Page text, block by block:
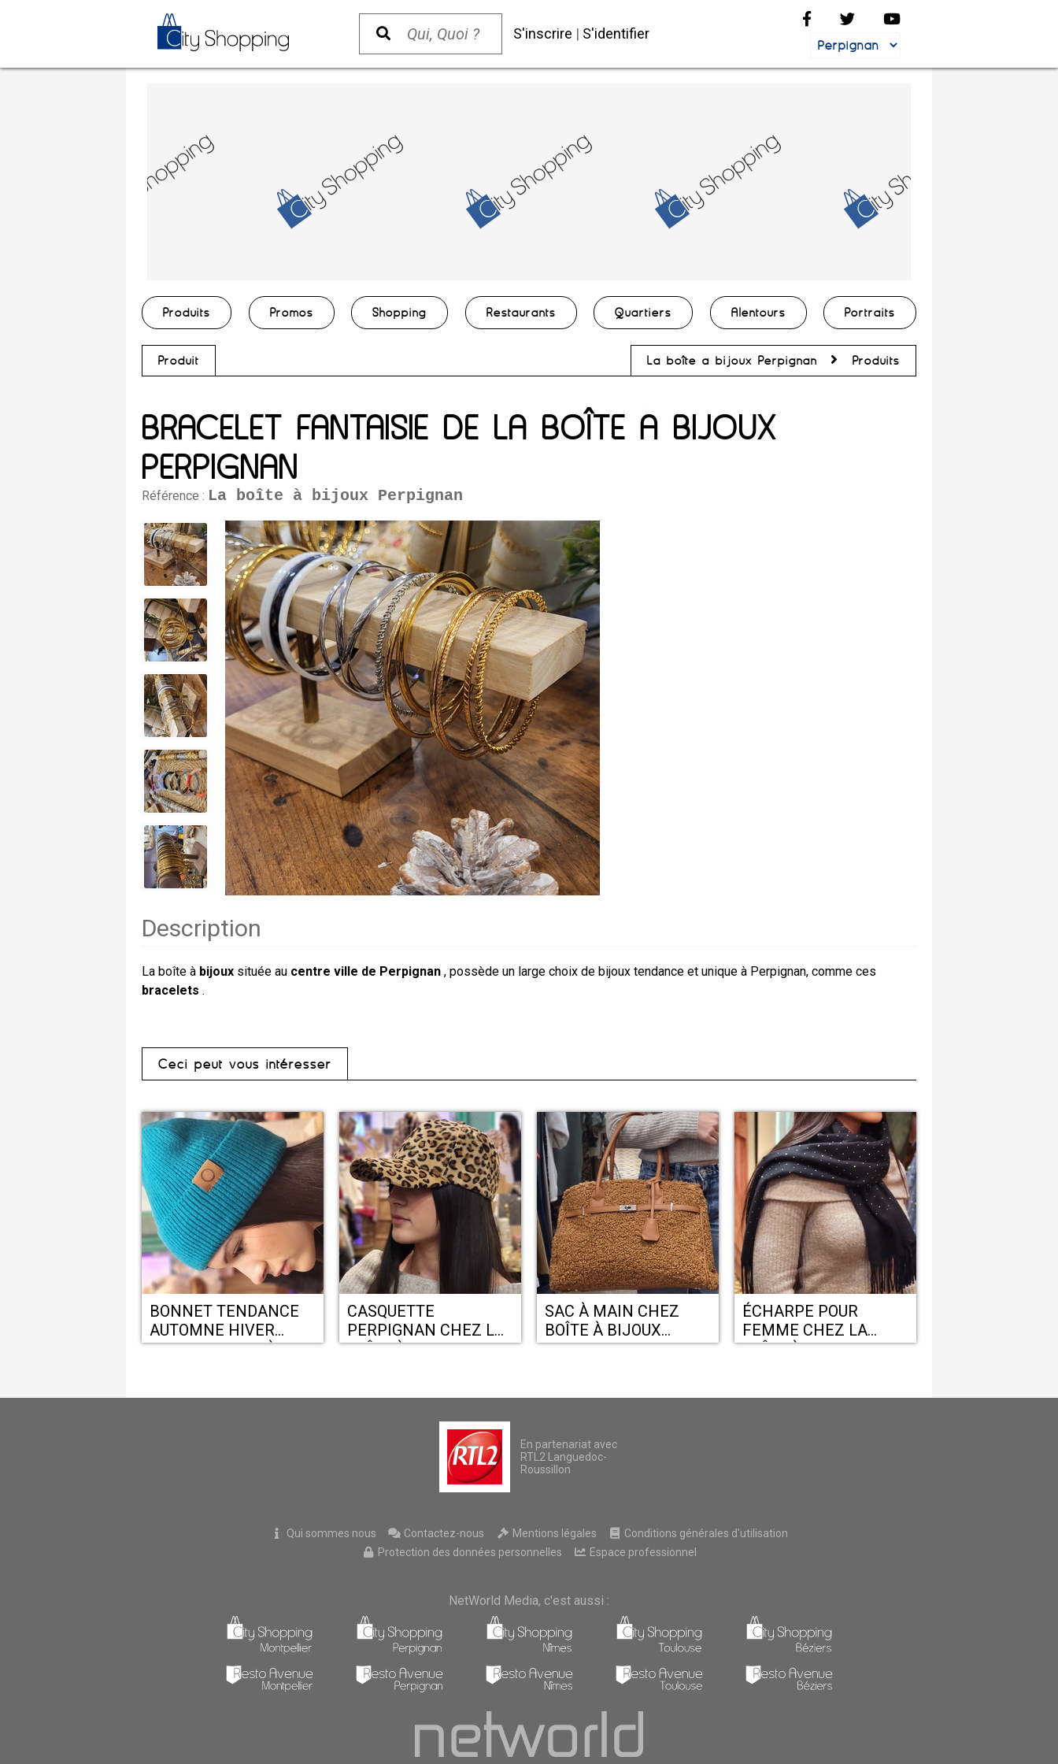
S'inscrire | S'identifier
Produits Promos Shopping Restaurants Quartiers Alentours Portraits
Produit La boîte à bijoux Perpignan Produits
BRACELET FANTAISIE DE LA BOÎTE À BIJOUX
PERPIGNAN
Référence : La boîte à bijoux Perpignan
Description
La boîte à bijoux située au centre ville de Perpignan , possède un large choix de bijoux tendance et unique à Perpignan, comme ces
bracelets .
Ceci peut vous intéresser
BONNET TENDANCE
AUTOMNE HIVER
CHEZ LA BOITE À
CASQUETTE
PERPIGNAN CHEZ LA
BOÎTE À BIJOUX
SAC À MAIN CHEZ
BOÎTE À BIJOUX
PERPIGNAN
ÉCHARPE POUR
FEMME CHEZ LA
BOÎTE À BIJOUX
En partenariat avec
RTL2 Languedoc-
Roussillon
Qui sommes nous Contactez-nous Mentions légales
Conditions générales d'utilisation
Protection des données personnelles
Espace professionnel
NetWorld Media, c'est aussi :